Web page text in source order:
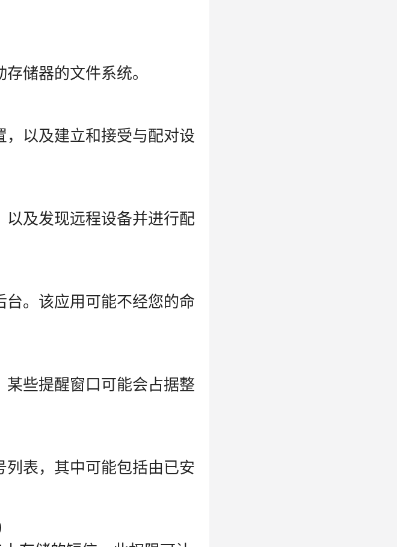
储器的文件系统。
，以及建立和接受与配对设
以及发现远程设备并进行配
台。该应用可能不经您的命
某些提醒窗口可能会占据整
列表，其中可能包括由已安